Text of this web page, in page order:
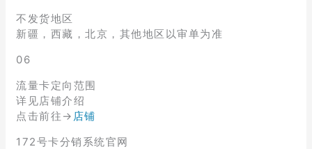
不发货地区
新疆，西藏，北京，其他地区以审单为准
06
流量卡定向范围
详见店铺介绍
点击前往→ 店铺
172号卡分销系统官网